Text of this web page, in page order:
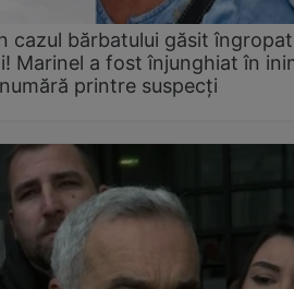
cazul bărbatului găsit
Marinel a fost înjunghiat în
printre suspecți